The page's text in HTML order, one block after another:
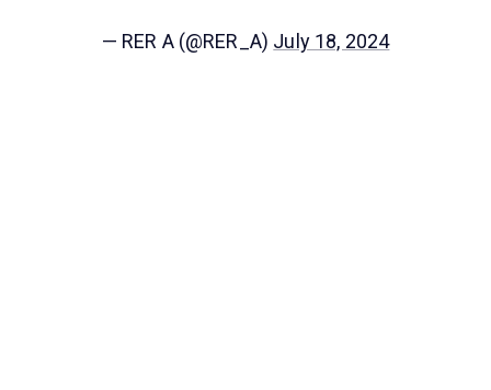
— RER A (@RER_A) July 18, 2024